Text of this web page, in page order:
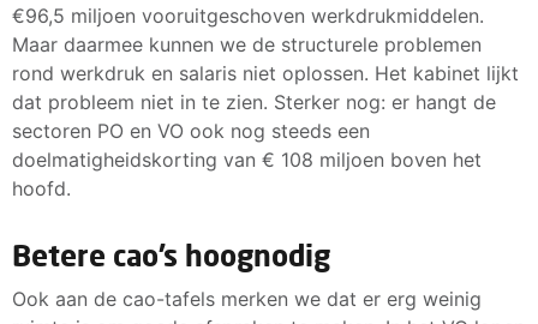
€96,5 miljoen vooruitgeschoven werkdrukmiddelen.
Maar daarmee kunnen we de structurele problemen
rond werkdruk en salaris niet oplossen. Het kabinet lijkt
dat probleem niet in te zien. Sterker nog: er hangt de
sectoren PO en VO ook nog steeds een
doelmatigheidskorting van € 108 miljoen boven het
hoofd.
Betere cao’s hoognodig
Ook aan de cao-tafels merken we dat er erg weinig